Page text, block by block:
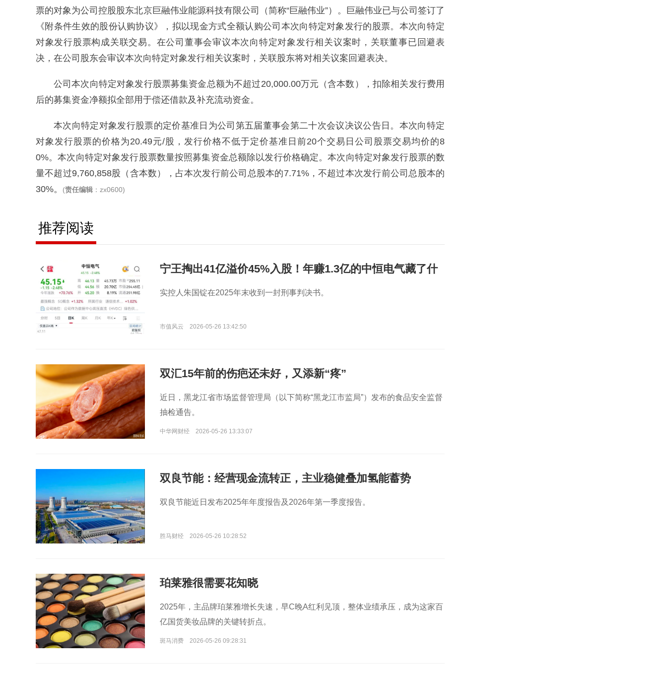
票的对象为公司控股股东北京巨融伟业能源科技有限公司（简称“巨融伟业”）。巨融伟业已与公司签订了
《附条件生效的股份认购协议》，拟以现金方式全额认购公司本次向特定对象发行的股票。本次向特定
对象发行股票构成关联交易。在公司董事会审议本次向特定对象发行相关议案时，关联董事已回避表
决，在公司股东会审议本次向特定对象发行相关议案时，关联股东将对相关议案回避表决。
公司本次向特定对象发行股票募集资金总额为不超过20,000.00万元（含本数），扣除相关发行费用
后的募集资金净额拟全部用于偿还借款及补充流动资金。
本次向特定对象发行股票的定价基准日为公司第五届董事会第二十次会议决议公告日。本次向特定
对象发行股票的价格为20.49元/股，发行价格不低于定价基准日前20个交易日公司股票交易均价的8
0%。本次向特定对象发行股票数量按照募集资金总额除以发行价格确定。本次向特定对象发行股票的数
量不超过9,760,858股（含本数），占本次发行前公司总股本的7.71%，不超过本次发行前公司总股本的
30%。
(责任编辑 ：zx0600)
推荐阅读
宁王掏出41亿溢价45%入股！年赚1.3亿的中恒电气藏了什
么宝？
实控人朱国锭在2025年末收到一封刑事判决书。
市值风云 2026-05-26 13:42:50
双汇15年前的伤疤还未好，又添新“疼”
近日，黑龙江省市场监督管理局（以下简称“黑龙江市监局”）发布的食品安全监督
抽检通告。
中华网财经 2026-05-26 13:33:07
双良节能：经营现金流转正，主业稳健叠加氢能蓄势
双良节能近日发布2025年年度报告及2026年第一季度报告。
胜马财经 2026-05-26 10:28:52
珀莱雅很需要花知晓
2025年，主品牌珀莱雅增长失速，早C晚A红利见顶，整体业绩承压，成为这家百
亿国货美妆品牌的关键转折点。
斑马消费 2026-05-26 09:28:31